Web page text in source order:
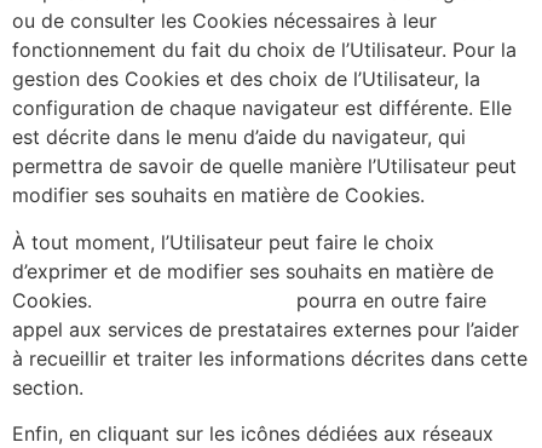
ou de consulter les Cookies nécessaires à leur
fonctionnement du fait du choix de l’Utilisateur. Pour la
gestion des Cookies et des choix de l’Utilisateur, la
configuration de chaque navigateur est différente. Elle
est décrite dans le menu d’aide du navigateur, qui
permettra de savoir de quelle manière l’Utilisateur peut
modifier ses souhaits en matière de Cookies.
À tout moment, l’Utilisateur peut faire le choix
d’exprimer et de modifier ses souhaits en matière de
Cookies.
pourra en outre faire
appel aux services de prestataires externes pour l’aider
à recueillir et traiter les informations décrites dans cette
section.
Enfin, en cliquant sur les icônes dédiées aux réseaux